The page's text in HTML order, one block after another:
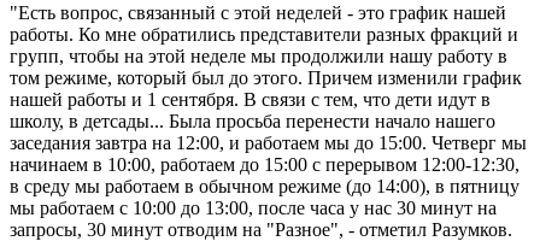
"Есть вопрос, связанный с этой неделей - это график нашей
работы. Ко мне обратились представители разных фракций и
групп, чтобы на этой неделе мы продолжили нашу работу в
том режиме, который был до этого. Причем изменили график
нашей работы и 1 сентября. В связи с тем, что дети идут в
школу, в детсады... Была просьба перенести начало нашего
заседания завтра на 12:00, и работаем мы до 15:00. Четверг мы
начинаем в 10:00, работаем до 15:00 с перерывом 12:00-12:30,
в среду мы работаем в обычном режиме (до 14:00), в пятницу
мы работаем с 10:00 до 13:00, после часа у нас 30 минут на
запросы, 30 минут отводим на "Разное", - отметил Разумков.